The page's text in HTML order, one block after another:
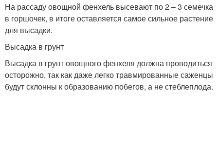
На рассаду овощной фенхель высевают по 2 – 3 семечка
в горшочек, в итоге оставляется самое сильное растение
для высадки.
Высадка в грунт
Высадка в грунт овощного фенхеля должна проводиться
осторожно, так как даже легко травмированные саженцы
будут склонны к образованию побегов, а не стеблеплода.